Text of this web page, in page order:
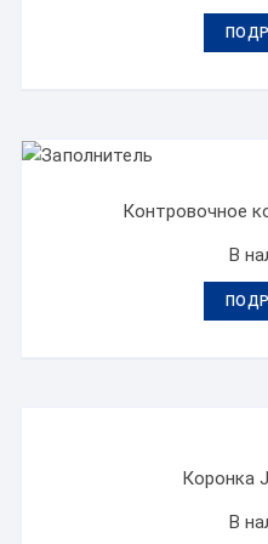
Контровочное
В
Коронка
В